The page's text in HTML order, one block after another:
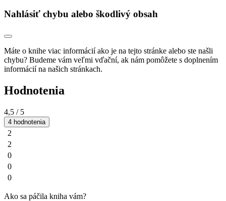
Nahlásiť chybu alebo škodlivý obsah
Máte o knihe viac informácií ako je na tejto stránke alebo ste našli
chybu? Budeme vám veľmi vďační, ak nám pomôžete s doplnením
informácií na našich stránkach.
Hodnotenia
4,5 / 5
4 hodnotenia
2
2
0
0
0
Ako sa páčila kniha vám?